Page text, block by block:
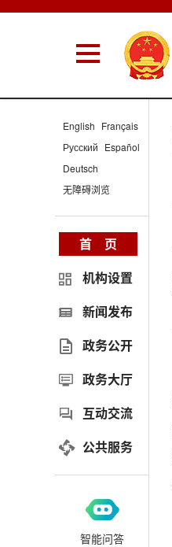
English Français
Русский Español
Deutsch
无障碍浏览
首 页
机构设置
新闻发布
政务公开
政务大厅
互动交流
公共服务
智能问答